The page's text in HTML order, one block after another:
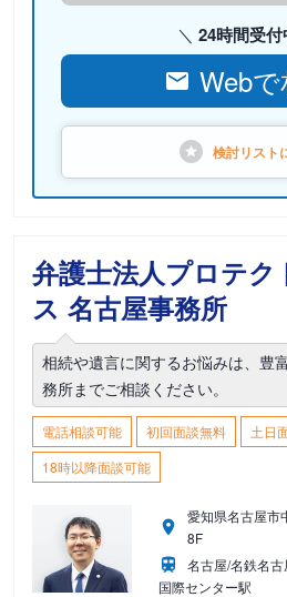
24時間受付
Web
検討リスト
弁護士法人プロテク
ス 名古屋事務所
相続や遺言に関するお悩みは、豊
務所までご相談ください。
電話相談可能 初回面談無料
土日
18時以降面談可能
愛知県名古屋市
8F
名古屋/名鉄名
国際センター駅